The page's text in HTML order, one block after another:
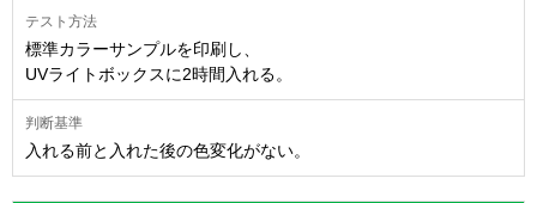
標準カラーサンプルを印刷し、
UVライトボックスに2時間入れる。
入れる前と入れた後の色変化がない。